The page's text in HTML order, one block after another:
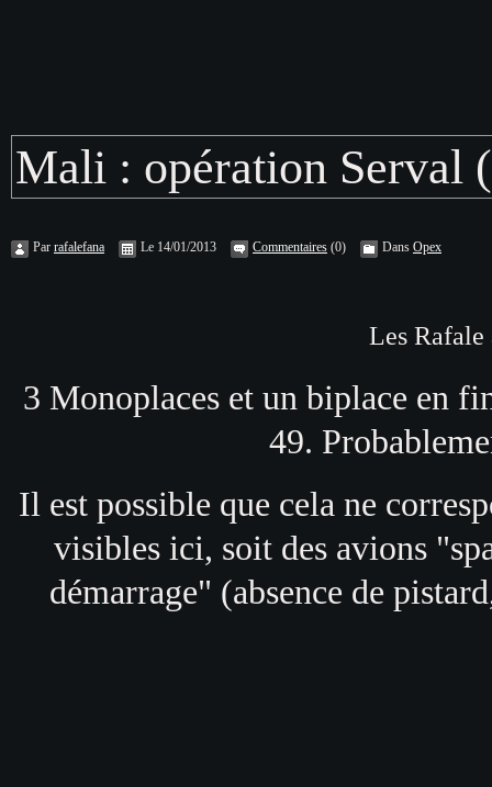
Mali : opération Serval
Par rafalefana Le 14/01/2013 Commentaires (0) Dans Opex
Les
3 Monoplaces et un biplace en
49.
Il est possible que cela ne
visibles ici, soit des avions
démarrage" (absence de